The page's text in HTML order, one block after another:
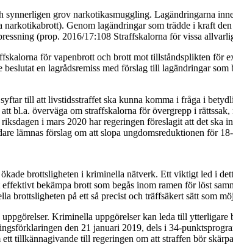
grov narkotikasmuggling. Lagändringarna
Genom lagändringar som trädde i kraft
(prop. 2016/17:108 Straffskalorna för vissa
för vapenbrott och brott mot tillståndsplikten för
en lagrådsremiss med förslag till lagändringar
till att livstidsstraffet ska kunna komma i fråga i
bl.a. överväga om straffskalorna för övergrepp i
i mars 2020 har regeringen föreslagit att det
lämnas förslag om att slopa ungdomsreduktionen för
brottsligheten i kriminella nätverk. Ett viktigt led i
bekämpa brott som begås inom ramen för löst
brottsligheten på ett så precist och träffsäkert sätt som
Kriminella uppgörelser kan leda till
den 21 januari 2019, dels i 34-
tillkännagivande till regeringen om att straffen bör